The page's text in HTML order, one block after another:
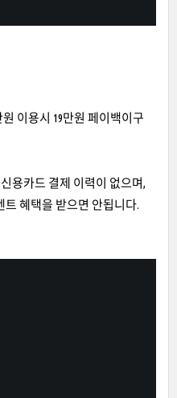
이용시 19만원 페이백이구
용카드 결제 이력이 없으며,
트 혜택을 받으면 안됩니다.